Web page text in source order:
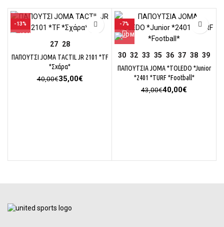
-13%
27 28
ΠΑΠΟΥΤΣΙ JOMA TACTIL JR 2101 *TF
*Σχάρα*
40,00€Original
35,00€Η
-7%
30 32 33 35 36 37 38 39
ΠΑΠΟΥΤΣΙΑ JOMA *TOLEDO *Junior
*2401 *TURF *Football*
43,00€Original
40,00€